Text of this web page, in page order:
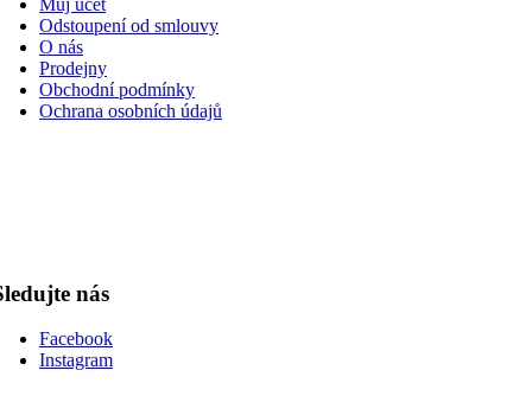
Můj účet
Odstoupení od smlouvy
O nás
Prodejny
Obchodní podmínky
Ochrana osobních údajů
nás
Facebook
Instagram